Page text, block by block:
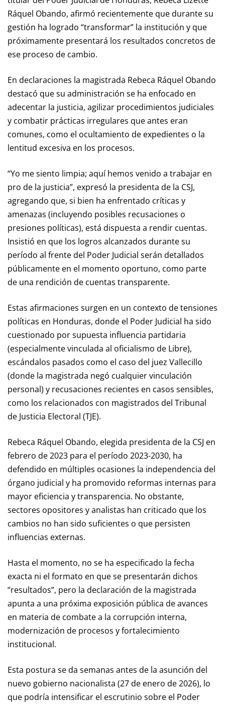
Ráquel Obando, afirmó recientemente que durante su
gestión ha logrado “transformar” la institución y que
próximamente presentará los resultados concretos de
ese proceso de cambio.
En declaraciones la magistrada Rebeca Ráquel Obando
destacó que su administración se ha enfocado en
adecentar la justicia, agilizar procedimientos judiciales
y combatir prácticas irregulares que antes eran
comunes, como el ocultamiento de expedientes o la
lentitud excesiva en los procesos.
“Yo me siento limpia; aquí hemos venido a trabajar en
pro de la justicia”, expresó la presidenta de la CSJ,
agregando que, si bien ha enfrentado críticas y
amenazas (incluyendo posibles recusaciones o
presiones políticas), está dispuesta a rendir cuentas.
Insistió en que los logros alcanzados durante su
período al frente del Poder Judicial serán detallados
públicamente en el momento oportuno, como parte
de una rendición de cuentas transparente.
Estas afirmaciones surgen en un contexto de tensiones
políticas en Honduras, donde el Poder Judicial ha sido
cuestionado por supuesta influencia partidaria
(especialmente vinculada al oficialismo de Libre),
escándalos pasados como el caso del juez Vallecillo
(donde la magistrada negó cualquier vinculación
personal) y recusaciones recientes en casos sensibles,
como los relacionados con magistrados del Tribunal
de Justicia Electoral (TJE).
Rebeca Ráquel Obando, elegida presidenta de la CSJ en
febrero de 2023 para el período 2023-2030, ha
defendido en múltiples ocasiones la independencia del
órgano judicial y ha promovido reformas internas para
mayor eficiencia y transparencia. No obstante,
sectores opositores y analistas han criticado que los
cambios no han sido suficientes o que persisten
influencias externas.
Hasta el momento, no se ha especificado la fecha
exacta ni el formato en que se presentarán dichos
“resultados”, pero la declaración de la magistrada
apunta a una próxima exposición pública de avances
en materia de combate a la corrupción interna,
modernización de procesos y fortalecimiento
institucional.
Esta postura se da semanas antes de la asunción del
nuevo gobierno nacionalista (27 de enero de 2026), lo
que podría intensificar el escrutinio sobre el Poder